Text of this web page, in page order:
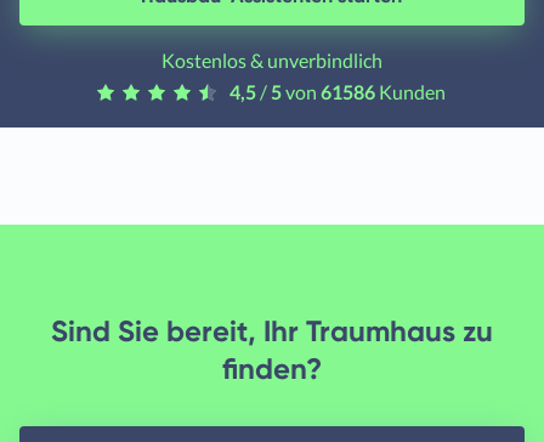
Kostenlos & unverbindlich
4,5/5von61586 Kunden
Sind Sie bereit, Ihr Traumhaus zu
finden?